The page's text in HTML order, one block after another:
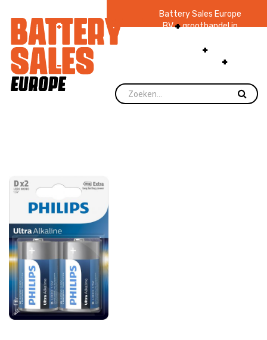
Battery Sales Europe
BV groothandel in
zaklampen Ruim 48
jaar ervaring
voorraad.